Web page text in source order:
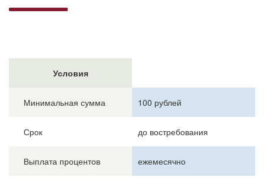
ВКЛАД «КЛАССИЧЕСКИЙ»
Условия
Минимальная сумма 100 рублей
Срок до востребования
Выплата процентов ежемесячно